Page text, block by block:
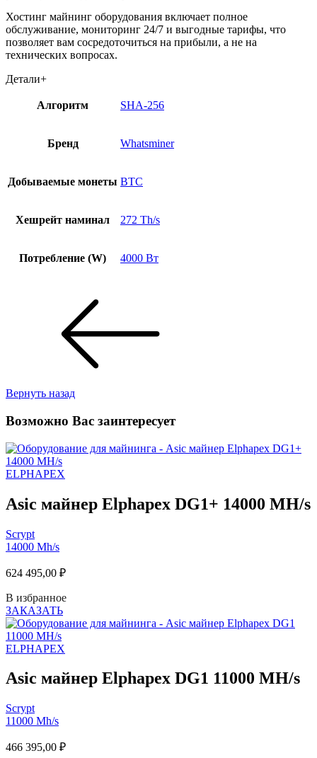
Хостинг майнинг оборудования включает полное
обслуживание, мониторинг 24/7 и выгодные тарифы, что
позволяет вам сосредоточиться на прибыли, а не на
технических вопросах.
Детали+
Алгоритм SHA-256
Бренд Whatsminer
Добываемые монеты BTC
Хешрейт наминал 272 Th/s
Потребление (W) 4000 Вт
Вернуть назад
Возможно Вас заинтересует
ELPHAPEX
Asic майнер Elphapex DG1+ 14000 MH/s
Scrypt
14000 Mh/s
624 495,00 ₽
В избранное
ЗАКАЗАТЬ
ELPHAPEX
Asic майнер Elphapex DG1 11000 MH/s
Scrypt
11000 Mh/s
466 395,00 ₽